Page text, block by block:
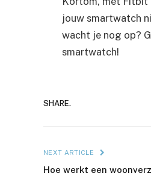
jouw smartwatch
wacht je nog op?
smartwatch!
SHARE.
NEXT ARTICLE
Hoe werkt een